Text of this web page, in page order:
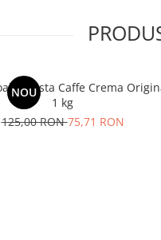
NOUCosta Caffe Crema
1 kg
125,00 RON75,71 RON